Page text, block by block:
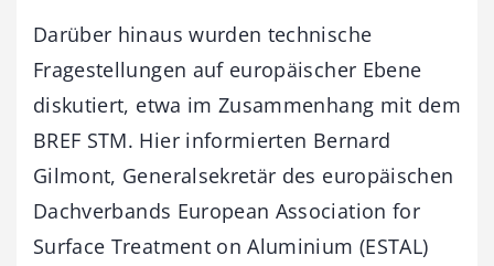
Darüber hinaus wurden technische
Fragestellungen auf europäischer Ebene
diskutiert, etwa im Zusammenhang mit dem
BREF STM. Hier informierten Bernard
Gilmont, Generalsekretär des europäischen
Dachverbands European Association for
Surface Treatment on Aluminium (ESTAL)